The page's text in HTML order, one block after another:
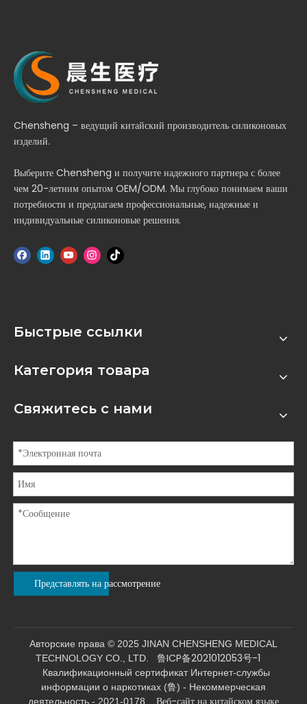
Chensheng – ведущий китайский производитель силиконовых
изделий.
Выберите Chensheng и получите надежного партнера с более
чем 20-летним опытом OEM/ODM. Мы глубоко понимаем ваши
потребности и предлагаем профессиональные, надежные и
индивидуальные силиконовые решения.
Быстрые ссылки
Категория товара
Свяжитесь с нами
Представлять на рассмотрение
Авторские права © 2025 JINAN CHENSHENG MEDICAL
TECHNOLOGY CO., LTD. 鲁ICP备2021012053号-1
Квалификационный сертификат Интернет-службы
информации о наркотиках (鲁) - Некоммерческая
деятельность - 2021-0178 Веб-сайт на китайском языке